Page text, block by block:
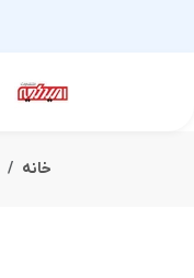
خانه